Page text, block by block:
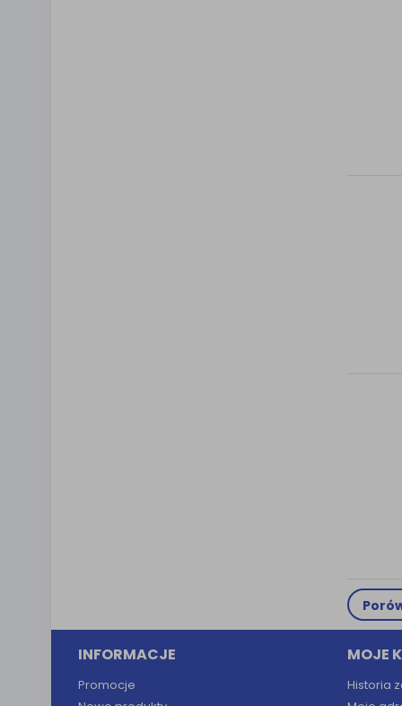
INFORMACJE
Promocje
MOJE
Historia